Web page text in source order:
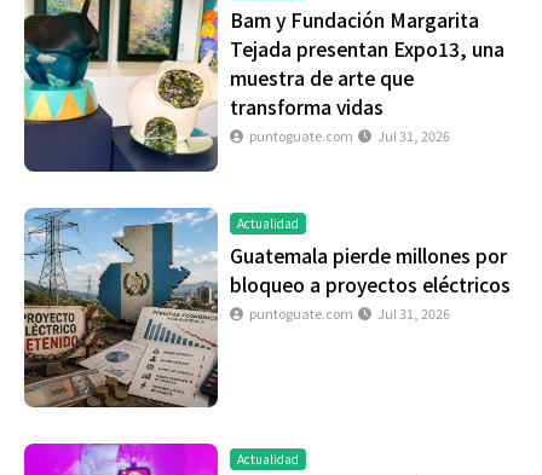
Bam y Fundación Margarita
Tejada presentan Expo13, una
muestra de arte que
transforma vidas
puntoguate.com Jul 31, 2026
Actualidad
Guatemala pierde millones por
bloqueo a proyectos eléctricos
puntoguate.com Jul 31, 2026
Actualidad